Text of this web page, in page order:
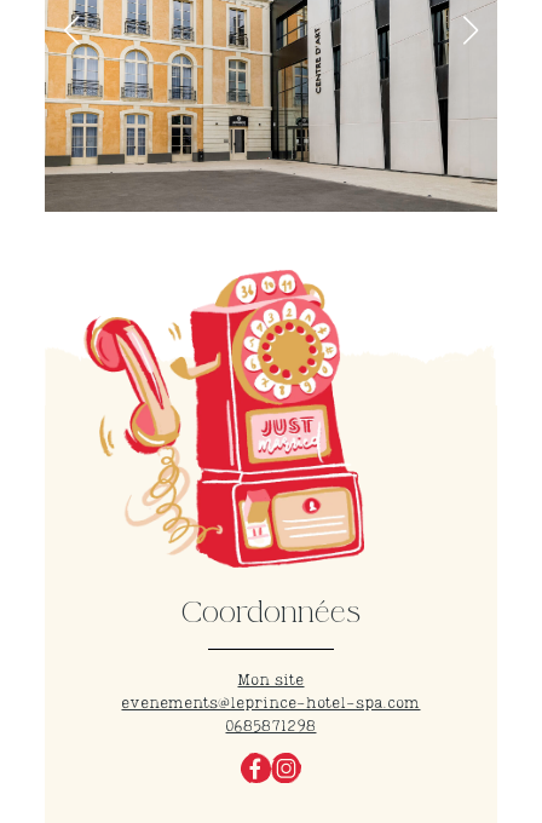
Coordonnées
Mon site
evenements@leprince-hotel-spa.com
0685871298